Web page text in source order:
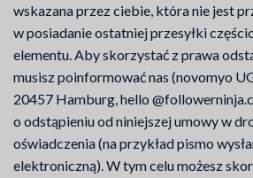
wskazana przez ciebie, która nie jest
w posiadanie ostatniej przesyłki
elementu. Aby skorzystać z prawa
musisz poinformować nas (novomyo
20457 Hamburg, hello
o odstąpieniu od niniejszej umowy w
oświadczenia (na przykład pismo
elektroniczną). W tym celu możesz